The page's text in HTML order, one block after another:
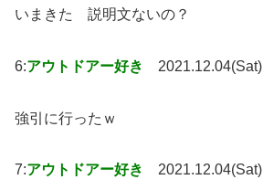
いまきた 説明文ないの？
6:アウトドアー好き 2021.12.04(Sat)
強引に行ったｗ
7:アウトドアー好き 2021.12.04(Sat)